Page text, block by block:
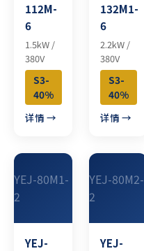
112M-
6
1.5kW /
380V
S3-
40%
详情 →
132M1-
6
2.2kW /
380V
S3-
40%
详情 →
YEJ-80M1-
2
YEJ-
YEJ-80M2-
2
YEJ-